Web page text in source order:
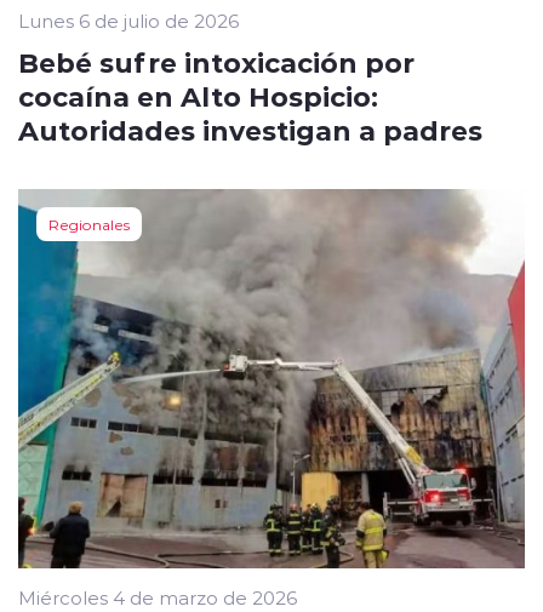
Lunes 6 de julio de 2026
Bebé sufre intoxicación por
cocaína en Alto Hospicio:
Autoridades investigan a padres
Regionales
Miércoles 4 de marzo de 2026